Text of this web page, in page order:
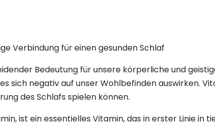
Verbindung für einen gesunden Schlaf
Bedeutung für unsere körperliche und
sich negativ auf unser Wohlbefinden auswirken.
des Schlafs spielen können.
ist ein essentielles Vitamin, das in erster Linie in